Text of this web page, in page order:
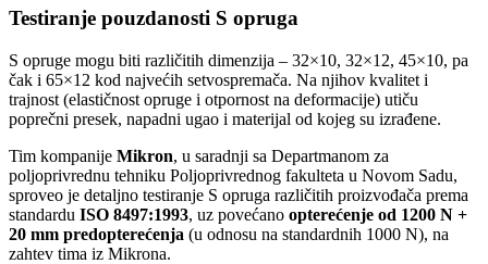
Testiranje pouzdanosti S opruga
S opruge mogu biti različitih dimenzija – 32×10, 32×12, 45×10, pa
čak i 65×12 kod najvećih setvospremača. Na njihov kvalitet i
trajnost (elastičnost opruge i otpornost na deformacije) utiču
poprečni presek, napadni ugao i materijal od kojeg su izrađene.
Tim kompanije Mikron, u saradnji sa Departmanom za
poljoprivrednu tehniku Poljoprivrednog fakulteta u Novom Sadu,
sproveo je detaljno testiranje S opruga različitih proizvođača prema
standardu ISO 8497:1993, uz povećano opterećenje od 1200 N +
20 mm predopterećenja (u odnosu na standardnih 1000 N), na
zahtev tima iz Mikrona.